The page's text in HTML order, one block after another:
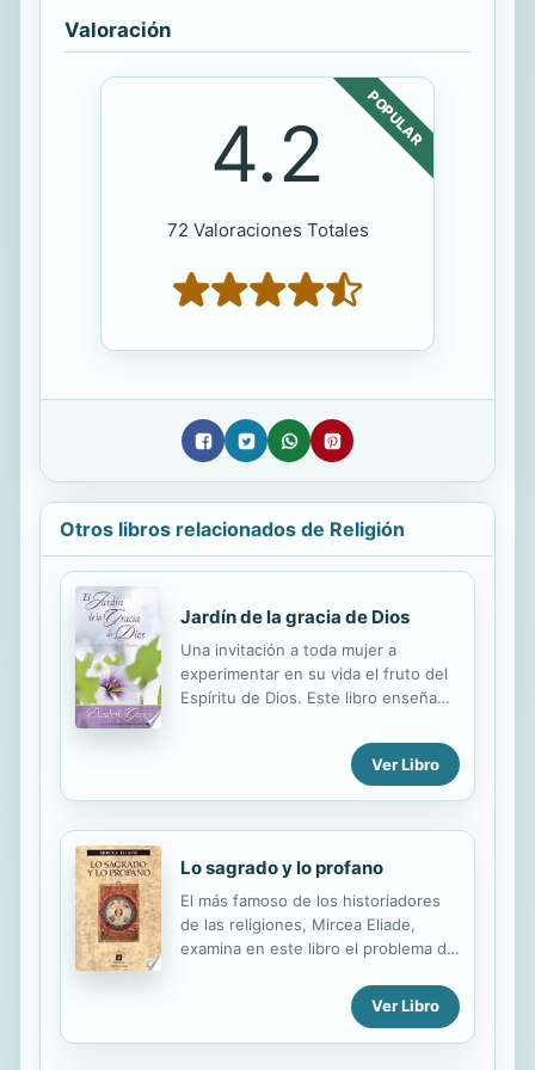
Valoración
POPULAR
4.2
72 Valoraciones Totales
Otros libros relacionados de Religión
Jardín de la gracia de Dios
Una invitación a toda mujer a
experimentar en su vida el fruto del
Espíritu de Dios. Este libro enseña
la vida y como las mujeres pueden
permitir que la gracia de Dios
their lives.
Ver Libro
Lo sagrado y lo profano
El más famoso de los historiadores
de las religiones, Mircea Eliade,
examina en este libro el problema de
mundo de hoy. Y para ello se
remonta a la existencia sacralizada
del hombre primitivo y tradicional,
Ver Libro